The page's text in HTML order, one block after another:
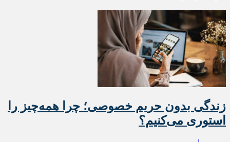
زندگی بدون حریم خصوصی؛ چرا همه‌چیز را
استوری می‌کنیم؟